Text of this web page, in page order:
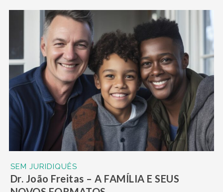
SEM JURIDIQUÊS
Dr. João Freitas – A FAMÍLIA E SEUS